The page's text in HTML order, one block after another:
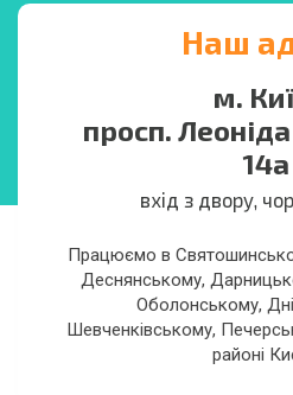
Наш
м.
просп.
14а
вхід з двору,
Працюємо в
Деснянському,
Оболонському,
Шевченківському,
районі